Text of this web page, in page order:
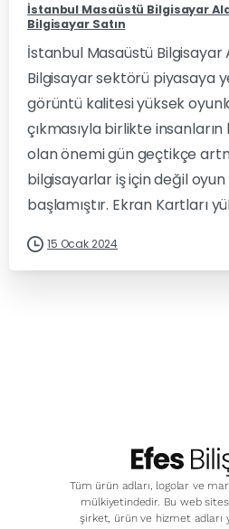
İstanbul Masaüstü Bilgisayar
Bilgisayar Satın
İstanbul Masaüstü
Bilgisayar sektörü piyasaya
görüntü kalitesi yüksek
çıkmasıyla birlikte
olan önemi gün geçtikçe
bilgisayarlar iş için değil
başlamıştır. Ekran Kartları
15 Ocak 2024
Tüm ürün adları, logolar ve
mülkiyetindedir. Bu web
şirket, ürün ve hizmet adları